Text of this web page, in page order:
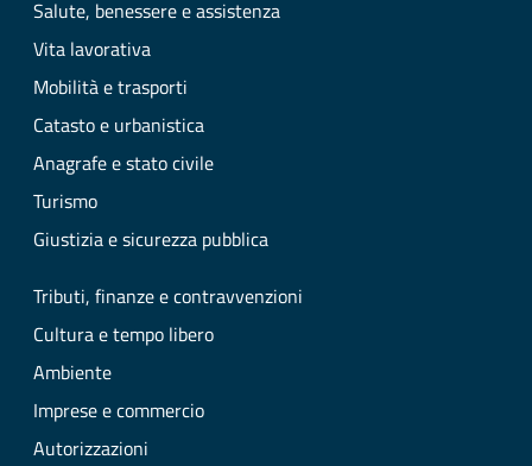
Salute, benessere e assistenza
Vita lavorativa
Mobilità e trasporti
Catasto e urbanistica
Anagrafe e stato civile
Turismo
Giustizia e sicurezza pubblica
Tributi, finanze e contravvenzioni
Cultura e tempo libero
Ambiente
Imprese e commercio
Autorizzazioni